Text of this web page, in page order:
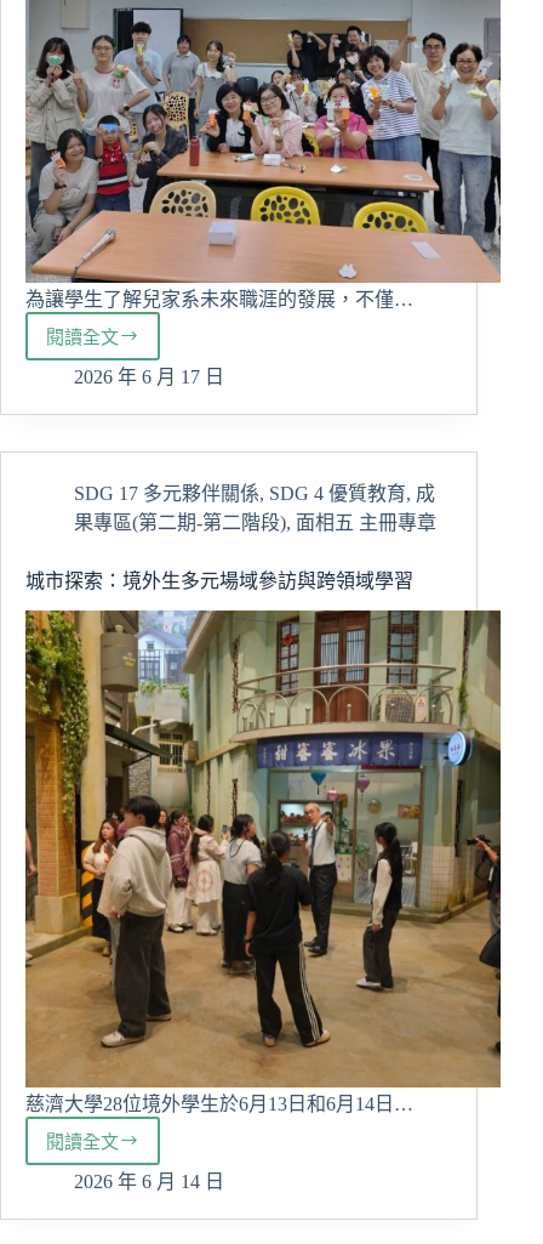
為讓學生了解兒家系未來職涯的發展，不僅…
閱讀全文
兒
家
手
友
深
實
課
程
開
啟
職
新
藍
圖
2026 年 6 月 17 日
SDG 17 多元夥伴關係, SDG 4 優質教育, 成
果專區(第二期-第二階段), 面相五 主冊專章
城市探索：境外生多元場域參訪與跨領域學習
慈濟大學28位境外學生於6月13日和6月14日…
閱讀全文
城
市
2026 年 6 月 14 日